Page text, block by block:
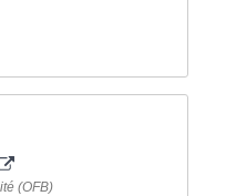
(OFB)